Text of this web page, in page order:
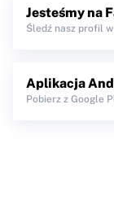
Jesteśmy na
Śledź nasz profil
Aplikacja
Pobierz z Google